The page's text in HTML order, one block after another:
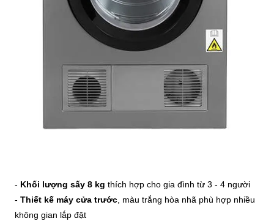
- Khối lượng sấy 8 kg thích hợp cho gia đình từ 3 - 4 người
- Thiết kế máy cửa trước , màu trắng hòa nhã phù hợp nhiều
không gian lắp đặt